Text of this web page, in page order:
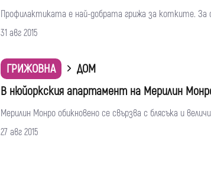
Профилактиката е най-добрата грижа за котките. За
31 авг 2015
ГРИЖОВНА
ДОМ
В нюйоркския апартамент на Мерилин
Мерилин Монро обикновено се свързва с блясъка и
27 авг 2015